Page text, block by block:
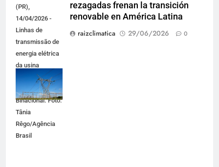
(PR),
14/04/2026 -
Linhas de
transmissão de
energia elétrica
da usina
hidrelétrica
Itaipu
Binacional. Foto:
Tânia
Rêgo/Agência
Brasil
rezagadas frenan la transición
renovable en América Latina
raizclimatica
29/06/2026 0